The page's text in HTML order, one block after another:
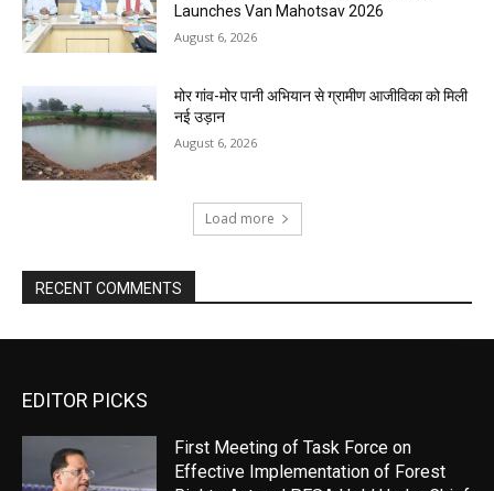
Launches Van Mahotsav 2026
August 6, 2026
मोर गांव-मोर पानी अभियान से ग्रामीण आजीविका को मिली
नई उड़ान
August 6, 2026
Load more
RECENT COMMENTS
EDITOR PICKS
First Meeting of Task Force on
Effective Implementation of Forest